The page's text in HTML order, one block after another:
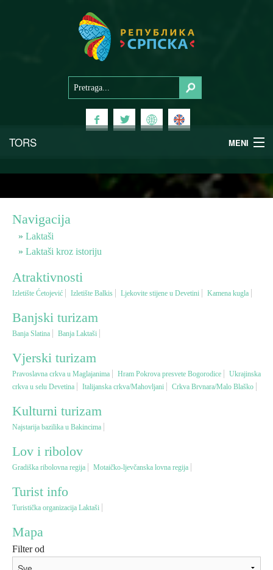
TORS MENI
Planinski turizam
Banjski turizam
Avantura
Eko turizam
Kulturni turizam
Seoski turizam
Omladinski turizam
Navigacija
Laktaši
Laktaši kroz istoriju
Atraktivnosti
Izletište Ćetojević Izletište Balkis Ljekovite stijene u Devetini Kamena kugla
Banjski turizam
Banja Slatina Banja Laktaši
Vjerski turizam
Pravoslavna crkva u Maglajanima Hram Pokrova presvete Bogorodice
Ukrajinska
crkva u selu Devetina
Italijanska crkva/Mahovljani Crkva Brvnara/Malo Blaško
Kulturni turizam
Najstarija bazilika u Bakincima
Lov i ribolov
Gradiška ribolovna regija Motaičko-ljevčanska lovna regija
Turist info
Turistička organizacija Laktaši
Mapa
Filter od